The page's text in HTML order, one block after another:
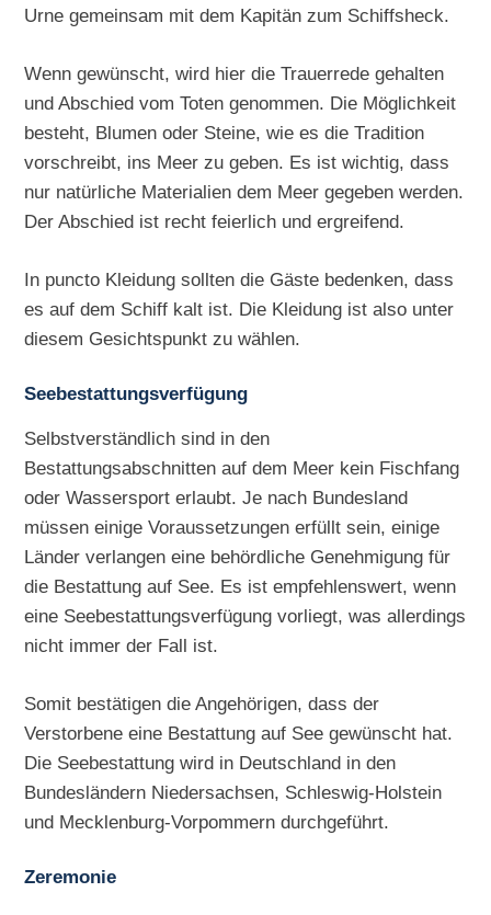
Urne gemeinsam mit dem Kapitän zum Schiffsheck.
Wenn gewünscht, wird hier die Trauerrede gehalten
und Abschied vom Toten genommen. Die Möglichkeit
besteht, Blumen oder Steine, wie es die Tradition
vorschreibt, ins Meer zu geben. Es ist wichtig, dass
nur natürliche Materialien dem Meer gegeben werden.
Der Abschied ist recht feierlich und ergreifend.
In puncto Kleidung sollten die Gäste bedenken, dass
es auf dem Schiff kalt ist. Die Kleidung ist also unter
diesem Gesichtspunkt zu wählen.
Seebestattungsverfügung
Selbstverständlich sind in den
Bestattungsabschnitten auf dem Meer kein Fischfang
oder Wassersport erlaubt. Je nach Bundesland
müssen einige Voraussetzungen erfüllt sein, einige
Länder verlangen eine behördliche Genehmigung für
die Bestattung auf See. Es ist empfehlenswert, wenn
eine Seebestattungsverfügung vorliegt, was allerdings
nicht immer der Fall ist.
Somit bestätigen die Angehörigen, dass der
Verstorbene eine Bestattung auf See gewünscht hat.
Die Seebestattung wird in Deutschland in den
Bundesländern Niedersachsen, Schleswig-Holstein
und Mecklenburg-Vorpommern durchgeführt.
Zeremonie